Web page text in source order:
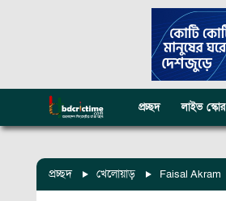
প্রচ্ছদ লাইভ স্কোর
প্রচ্ছদ খেলোয়াড় Faisal Akram